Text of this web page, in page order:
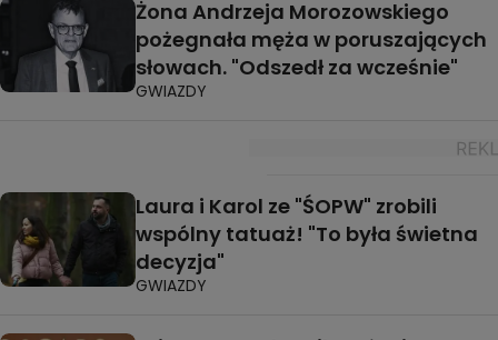
Żona Andrzeja Morozowskiego
pożegnała męża w poruszających
słowach. "Odszedł za wcześnie"
GWIAZDY
Laura i Karol ze "ŚOPW" zrobili
wspólny tatuaż! "To była świetna
decyzja"
GWIAZDY